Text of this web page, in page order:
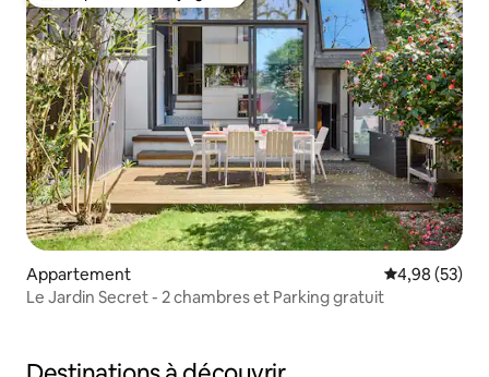
Appartement Évaluation
4,98 (53)
Le Jardin Secret - 2 chambres et Parking gratuit